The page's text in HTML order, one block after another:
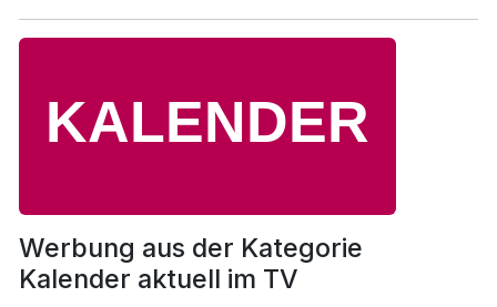
Werbung aus der Kategorie
Kalender aktuell im TV